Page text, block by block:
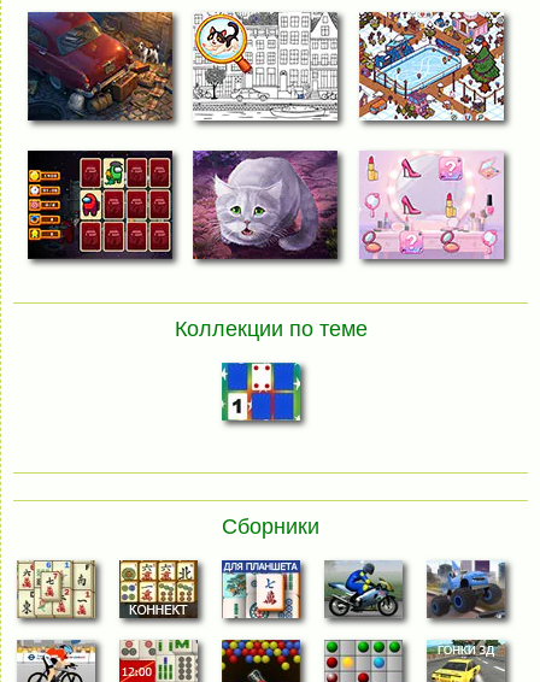
Коллекции по теме
Сборники